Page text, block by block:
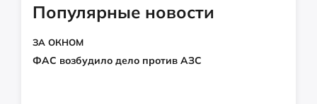
Популярные новости
ЗА ОКНОМ
ФАС возбудило дело против АЗС